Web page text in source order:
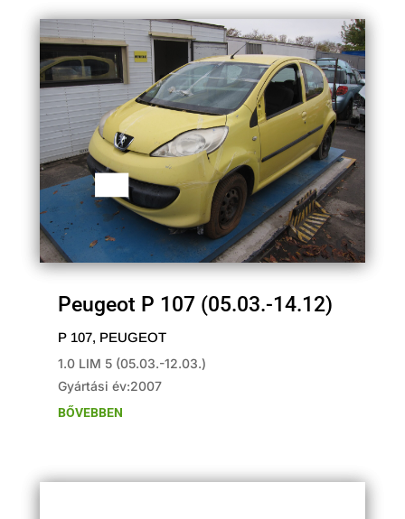
Peugeot P 107 (05.03.-14.12)
P 107, PEUGEOT
1.0 LIM 5 (05.03.-12.03.)
Gyártási év:2007
BŐVEBBEN